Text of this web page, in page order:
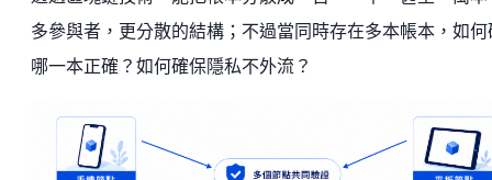
多參與者，更分散的結構；不過當同時存在多本帳本，如何
哪一本正確？如何確保隱私不外流？